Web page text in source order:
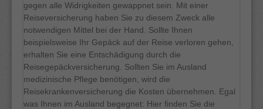
gegen alle Widrigkeiten gewappnet sein. Mit einer
Reiseversicherung haben Sie zu diesem Zweck alle
notwendigen Mittel bei der Hand. Sollte Ihnen
beispielsweise Ihr Gepäck auf der Reise verloren gehen,
erhalten Sie eine Entschädigung durch die
Reisegepäckversicherung. Sollten Sie im Ausland
medizinische Pflege benötigen, wird die
Reisekrankenversicherung die Kosten übernehmen. Egal
was Ihnen im Ausland begegnet: Hier finden Sie die